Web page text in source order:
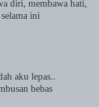
diri, membawa hati,
ini
aku lepas..
bebas